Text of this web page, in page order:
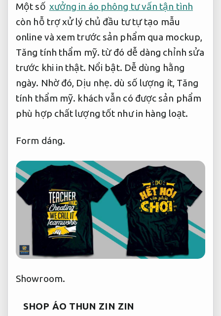
Một số xưởng in áo phông tư vấn tận tình
còn hỗ trợ xử lý chủ đầu tư tự tạo mẫu
online và xem trước sản phẩm qua mockup,
Tăng tính thẩm mỹ. từ đó dễ dàng chỉnh sửa
trước khi in thật. Nổi bật. Dễ dùng hằng
ngày. Nhờ đó, Dịu nhẹ. dù số lượng ít, Tăng
tính thẩm mỹ. khách vẫn có được sản phẩm
phù hợp chất lượng tốt như in hàng loạt.
Form dáng.
Showroom.
SHOP ÁO THUN ZIN ZIN